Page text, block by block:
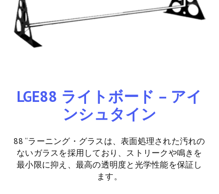
LGE88 ライトボード – アイ
ンシュタイン
88 “ラーニング・グラスは、表面処理された汚れの
ないガラスを採用しており、ストリークや鳴きを
最小限に抑え、最高の透明度と光学性能を保証し
ます。